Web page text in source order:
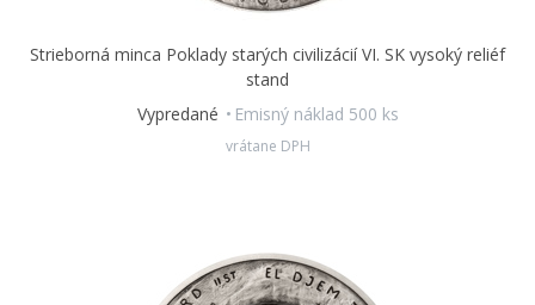
Strieborná minca Poklady starých civilizácií VI. SK vysoký reliéf
stand
Vypredané
Emisný náklad 500 ks
vrátane DPH